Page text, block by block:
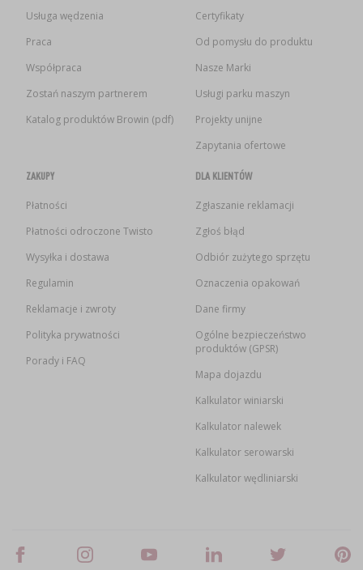
Usługa wędzenia
Praca
Współpraca
Zostań naszym partnerem
Katalog produktów Browin (pdf)
Certyfikaty
Od pomysłu do produktu
Nasze Marki
Usługi parku maszyn
Projekty unijne
Zapytania ofertowe
ZAKUPY
Płatności
Płatności odroczone Twisto
Wysyłka i dostawa
Regulamin
Reklamacje i zwroty
Polityka prywatności
Porady i FAQ
DLA KLIENTÓW
Zgłaszanie reklamacji
Zgłoś błąd
Odbiór zużytego sprzętu
Oznaczenia opakowań
Dane firmy
Ogólne bezpieczeństwo
produktów (GPSR)
Mapa dojazdu
Kalkulator winiarski
Kalkulator nalewek
Kalkulator serowarski
Kalkulator wędliniarski